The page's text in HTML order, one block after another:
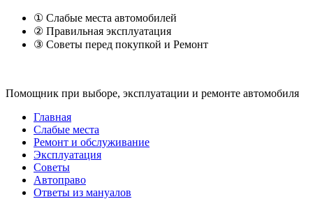
① Слабые места автомобилей
② Правильная эксплуатация
③ Советы перед покупкой и Ремонт
Помощник при выборе, эксплуатации и ремонте автомобиля
Главная
Слабые места
Ремонт и обслуживание
Эксплуатация
Советы
Автоправо
Ответы из мануалов